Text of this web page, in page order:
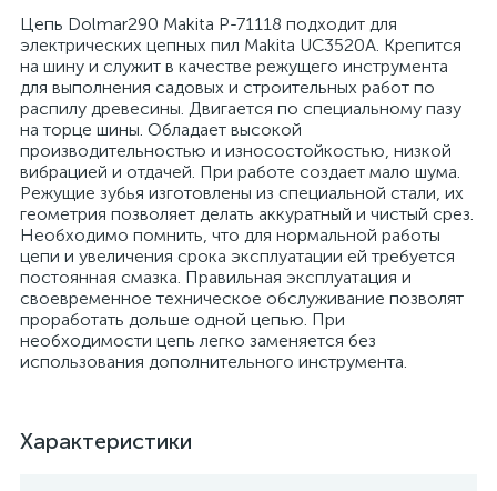
Цепь Dolmar290 Makita P-71118 подходит для
электрических цепных пил Makita UC3520A. Крепится
на шину и служит в качестве режущего инструмента
для выполнения садовых и строительных работ по
распилу древесины. Двигается по специальному пазу
на торце шины. Обладает высокой
производительностью и износостойкостью, низкой
вибрацией и отдачей. При работе создает мало шума.
Режущие зубья изготовлены из специальной стали, их
геометрия позволяет делать аккуратный и чистый срез.
Необходимо помнить, что для нормальной работы
цепи и увеличения срока эксплуатации ей требуется
постоянная смазка. Правильная эксплуатация и
своевременное техническое обслуживание позволят
проработать дольше одной цепью. При
необходимости цепь легко заменяется без
использования дополнительного инструмента.
Характеристики